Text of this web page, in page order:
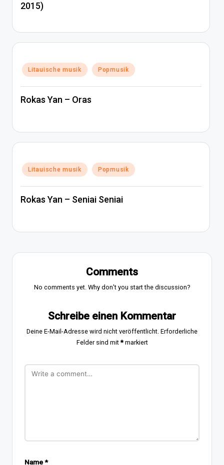
2015)
Posted
in
Litauische musik Popmusik
Rokas Yan – Oras
Posted
in
Litauische musik Popmusik
Rokas Yan – Seniai Seniai
Comments
No comments yet. Why don’t you start the discussion?
Schreibe einen Kommentar
Deine E-Mail-Adresse wird nicht veröffentlicht. Erforderliche
Felder sind mit*markiert
Name*